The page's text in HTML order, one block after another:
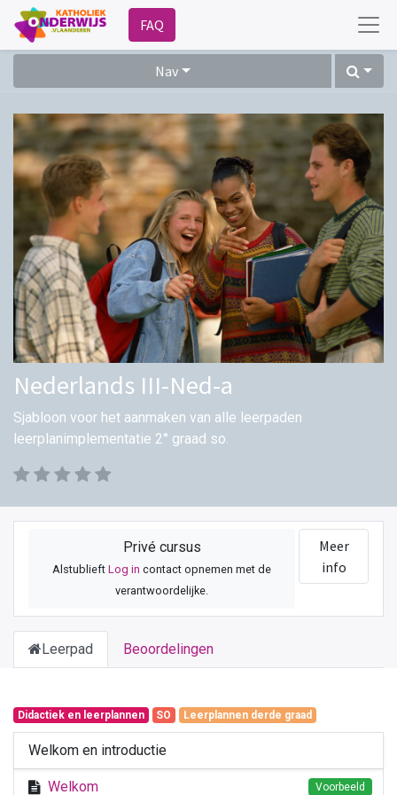
FAQ
Nav
Nederlands III-Ned-a
Sjabloon voor het aanmaken van alle leerpaden
leerplanimplementatie 2° graad so.
Privé cursus
AlstublieftLog in contact opnemen met de
verantwoordelijke.
Meer
info
Leerpad Beoordelingen
Didactiek en leerplannen SO Leerplannen derde graad
Welkom en introductie
Welkom Voorbeeld